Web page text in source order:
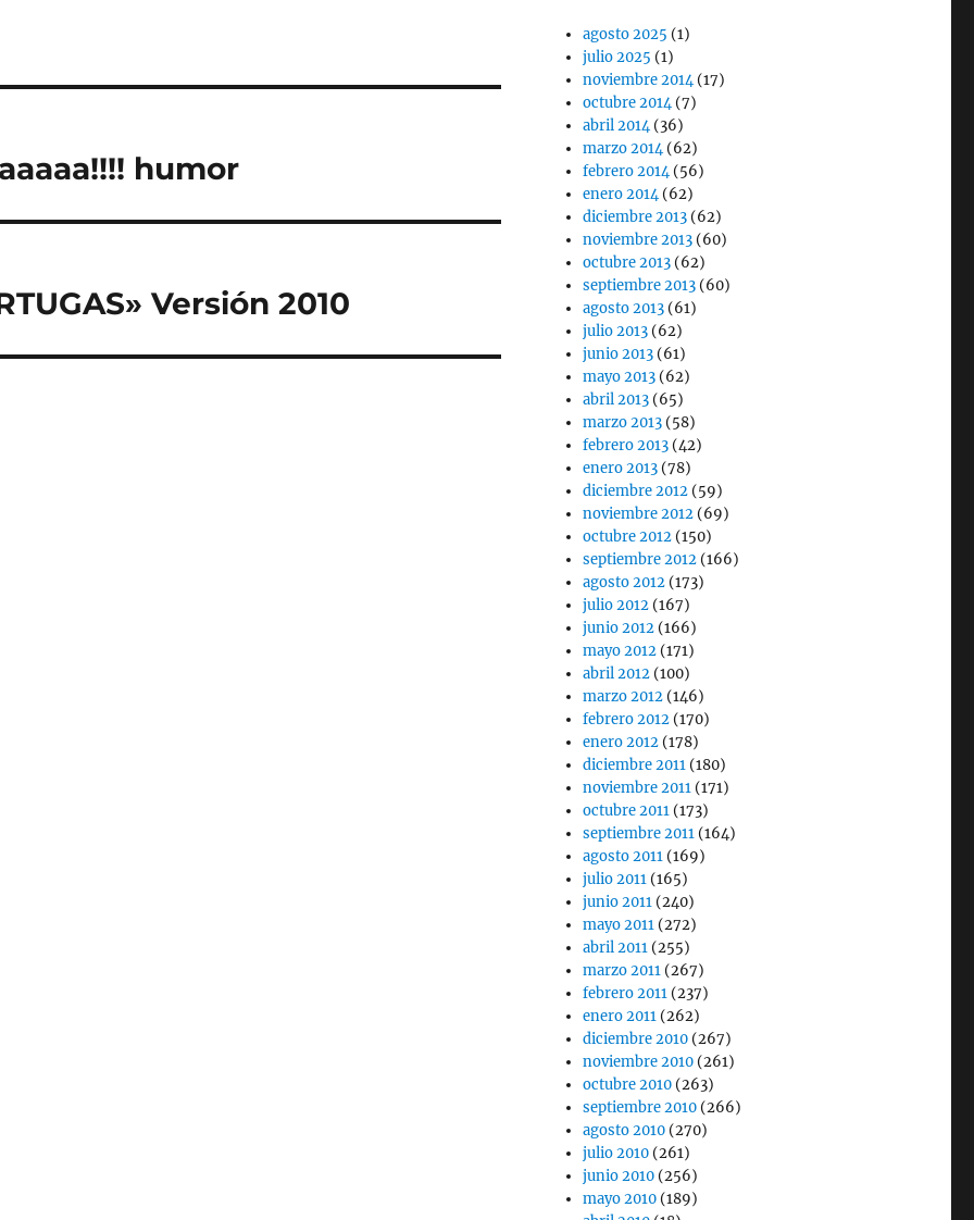
humor
Versión 2010
agosto 2025 (1)
julio 2025 (1)
noviembre 2014(17)
octubre 2014(7)
abril 2014(36)
marzo 2014(62)
febrero 2014(56)
enero 2014(62)
diciembre 2013 (62)
noviembre 2013 (60)
octubre 2013 (62)
septiembre 2013 (60)
agosto 2013 (61)
julio 2013 (62)
junio 2013 (61)
mayo 2013 (62)
abril 2013 (65)
marzo 2013 (58)
febrero 2013 (42)
enero 2013 (78)
diciembre 2012 (59)
noviembre 2012 (69)
octubre 2012 (150)
septiembre 2012 (166)
agosto 2012 (173)
julio 2012 (167)
junio 2012 (166)
mayo 2012 (171)
abril 2012 (100)
marzo 2012 (146)
febrero 2012 (170)
enero 2012 (178)
diciembre 2011 (180)
noviembre 2011 (171)
octubre 2011 (173)
septiembre 2011 (164)
agosto 2011 (169)
julio 2011 (165)
junio 2011 (240)
mayo 2011 (272)
abril 2011 (255)
marzo 2011 (267)
febrero 2011 (237)
enero 2011 (262)
diciembre 2010 (267)
noviembre 2010 (261)
octubre 2010 (263)
septiembre 2010 (266)
agosto 2010 (270)
julio 2010 (261)
junio 2010 (256)
mayo 2010 (189)